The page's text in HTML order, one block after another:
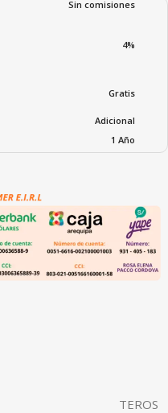
Sin comisiones
4%
Gratis
Adicional
1 Año
TEROS